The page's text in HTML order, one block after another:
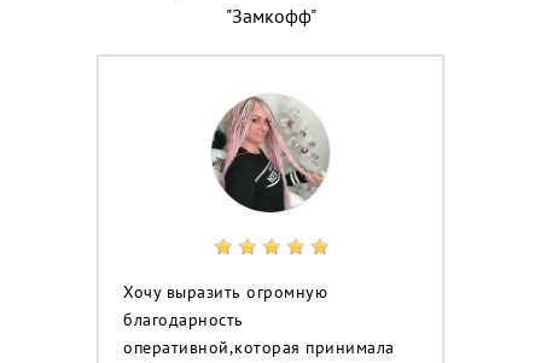
"Замкофф"
Хочу выразить огромную
благодарность
оперативной,которая принимала